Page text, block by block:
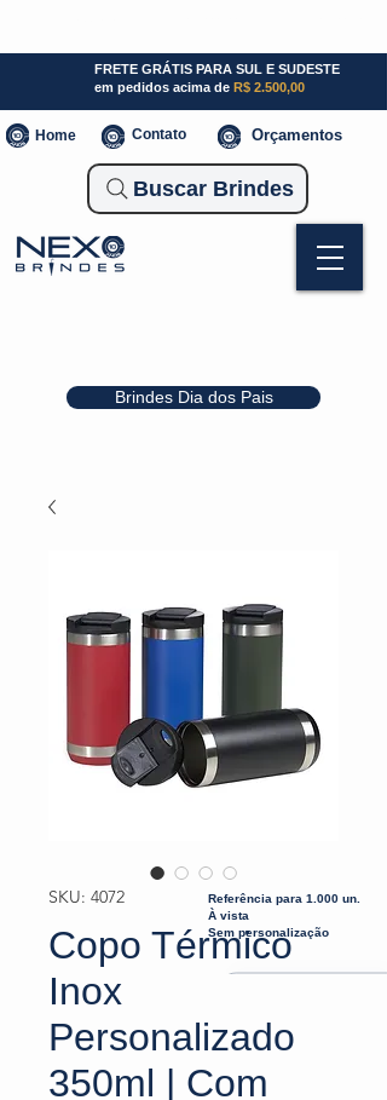
Brindes Dia dos Pais
FRETE GRÁTIS PARA SUL E SUDESTE
em pedidos acima de R$ 2.500,00
Home Contato Orçamentos
Buscar Brindes
SKU: 4072
Copo Térmico
Inox
Personalizado
350ml | Com
Referência para 1.000 un.
À vista
Sem personalização